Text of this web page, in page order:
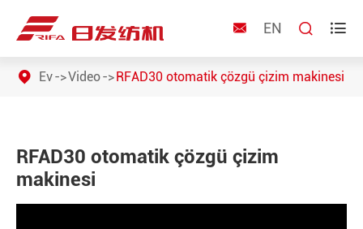
 EN  
Ev Video RFAD30 otomatik çözgü çizim makinesi
RFAD30 otomatik çözgü çizim
makinesi